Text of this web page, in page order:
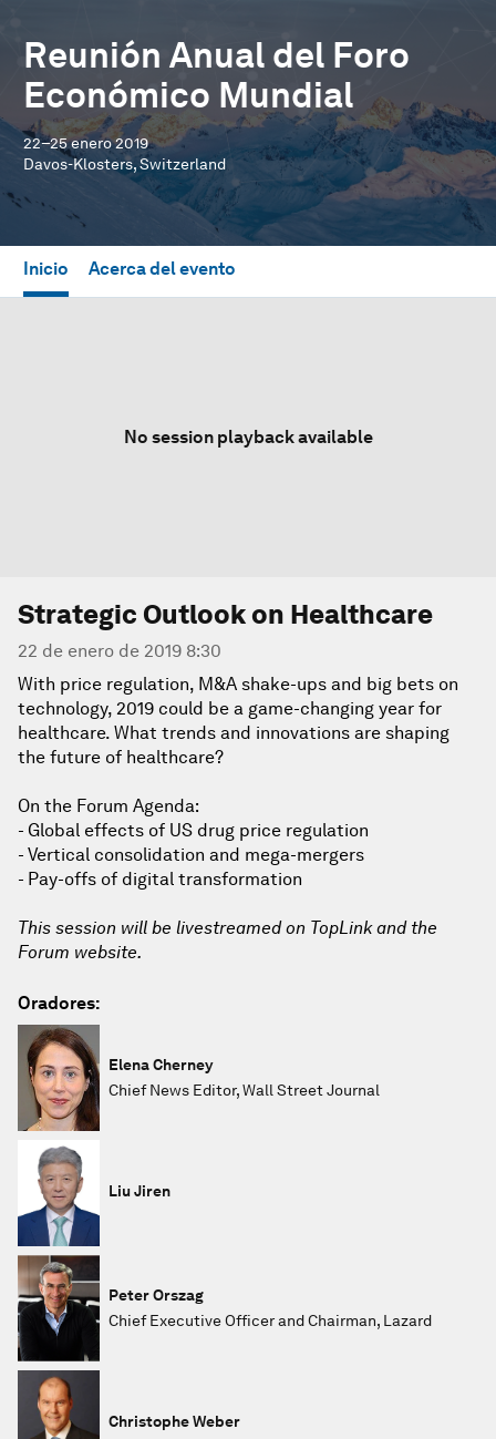
Reunión Anual del Foro
Económico Mundial
22–25 enero 2019
Davos-Klosters, Switzerland
Inicio Acerca del evento
No session playback available
Strategic Outlook on Healthcare
22 de enero de 2019 8:30
With price regulation, M&A shake-ups and big bets on
technology, 2019 could be a game-changing year for
healthcare. What trends and innovations are shaping
the future of healthcare?
On the Forum Agenda:
- Global effects of US drug price regulation
- Vertical consolidation and mega-mergers
- Pay-offs of digital transformation
This session will be livestreamed on TopLink and the
Forum website.
Oradores:
Elena Cherney
Chief News Editor, Wall Street Journal
Liu Jiren
Peter Orszag
Chief Executive Officer and Chairman, Lazard
Christophe Weber